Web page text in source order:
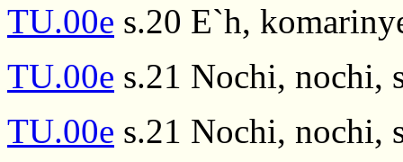
TU.00e s.20 E`h,
TU.00e s.21 Nochi, nochi,
TU.00e s.21 Nochi, nochi,